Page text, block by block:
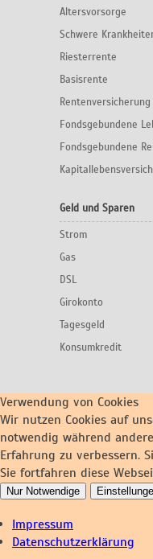
Altersvorsorge
Schwere
Riesterrente
Basisrente
Rentenversicherung
Fondsgebundene
Fondsgebundene
Geld und Sparen
Strom
Gas
DSL
Girokonto
Tagesgeld
Konsumkredit
Verwendung von Cookies
Wir nutzen Cookies auf
notwendig während
Erfahrung zu verbessern.
Sie fortfahren diese
Nur Notwendige
Impressum
Datenschutzerklärung